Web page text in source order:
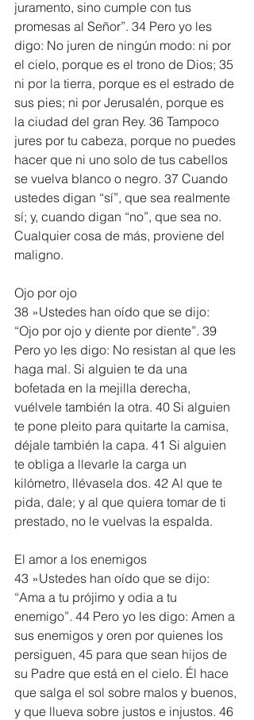
juramento, sino cumple con tus
promesas al Señor”. 34 Pero yo les
digo: No juren de ningún modo: ni por
el cielo, porque es el trono de Dios; 35
ni por la tierra, porque es el estrado de
sus pies; ni por Jerusalén, porque es
la ciudad del gran Rey. 36 Tampoco
jures por tu cabeza, porque no puedes
hacer que ni uno solo de tus cabellos
se vuelva blanco o negro. 37 Cuando
ustedes digan “sí”, que sea realmente
sí; y, cuando digan “no”, que sea no.
Cualquier cosa de más, proviene del
maligno.
Ojo por ojo
38 »Ustedes han oído que se dijo:
“Ojo por ojo y diente por diente”. 39
Pero yo les digo: No resistan al que les
haga mal. Si alguien te da una
bofetada en la mejilla derecha,
vuélvele también la otra. 40 Si alguien
te pone pleito para quitarte la camisa,
déjale también la capa. 41 Si alguien
te obliga a llevarle la carga un
kilómetro, llévasela dos. 42 Al que te
pida, dale; y al que quiera tomar de ti
prestado, no le vuelvas la espalda.
El amor a los enemigos
43 »Ustedes han oído que se dijo:
“Ama a tu prójimo y odia a tu
enemigo”. 44 Pero yo les digo: Amen a
sus enemigos y oren por quienes los
persiguen, 45 para que sean hijos de
su Padre que está en el cielo. Él hace
que salga el sol sobre malos y buenos,
y que llueva sobre justos e injustos. 46